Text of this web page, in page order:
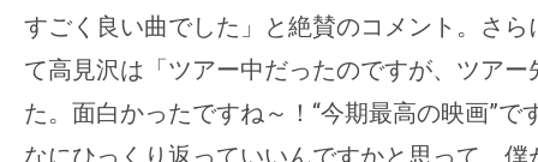
すごく良い曲でした」と絶賛のコメント。さ
て高見沢は「ツアー中だったのですが、ツア
た。面白かったですね～！“今期最高の映画”で
なにひっくり返っていいんですかと思って、